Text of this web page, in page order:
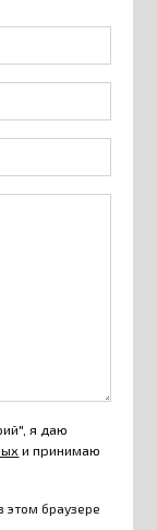
я даю
и принимаю
этом браузере